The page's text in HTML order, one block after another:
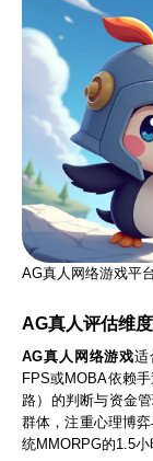
AG真人网络游戏平
AG真人评估维
AG真人网络游戏适
FPS或MOBA依赖
路）的判断与资金
群体，注重心理博
统MMORPG的1.5小